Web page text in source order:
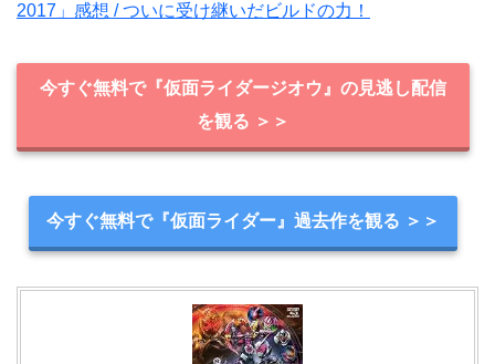
2017」感想 / ついに受け継いだビルドの力！
今すぐ無料で『仮面ライダージオウ』の見逃し配信
を観る ＞＞
今すぐ無料で『仮面ライダー』過去作を観る ＞＞